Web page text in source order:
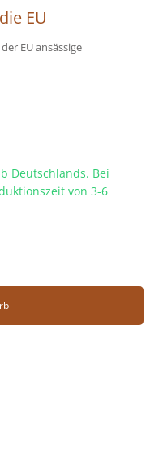
EU
EU ansässige
Deutschlands. Bei
von 3-6